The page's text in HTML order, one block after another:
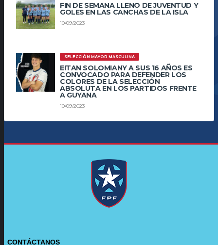
FIN DE SEMANA LLENO DE JUVENTUD Y
GOLES EN LAS CANCHAS DE LA ISLA
10/09/2023
SELECCIÓN MAYOR MASCULINA
EITAN SOLOMIANY A SUS 16 AÑOS ES
CONVOCADO PARA DEFENDER LOS
COLORES DE LA SELECCIÓN
ABSOLUTA EN LOS PARTIDOS FRENTE
A GUYANA
10/09/2023
CONTÁCTANOS